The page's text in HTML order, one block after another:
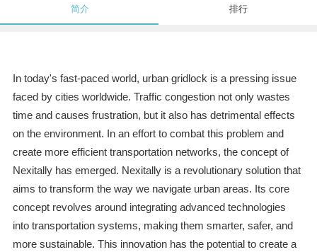
简介 排行
In today's fast-paced world, urban gridlock is a pressing issue
faced by cities worldwide. Traffic congestion not only wastes
time and causes frustration, but it also has detrimental effects
on the environment. In an effort to combat this problem and
create more efficient transportation networks, the concept of
Nexitally has emerged. Nexitally is a revolutionary solution that
aims to transform the way we navigate urban areas. Its core
concept revolves around integrating advanced technologies
into transportation systems, making them smarter, safer, and
more sustainable. This innovation has the potential to create a